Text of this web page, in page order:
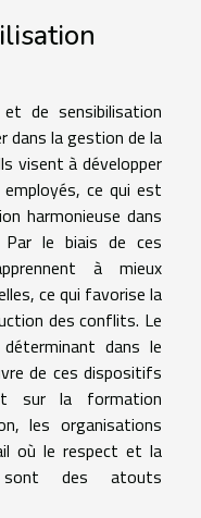
de sensibilisation
dans la gestion de la
visent à développer
ce qui est
harmonieuse dans
Par le biais de ces
à mieux
ce qui favorise la
des conflits. Le
dans le
de ces dispositifs
sur la formation
les organisations
où le respect et la
sont des atouts